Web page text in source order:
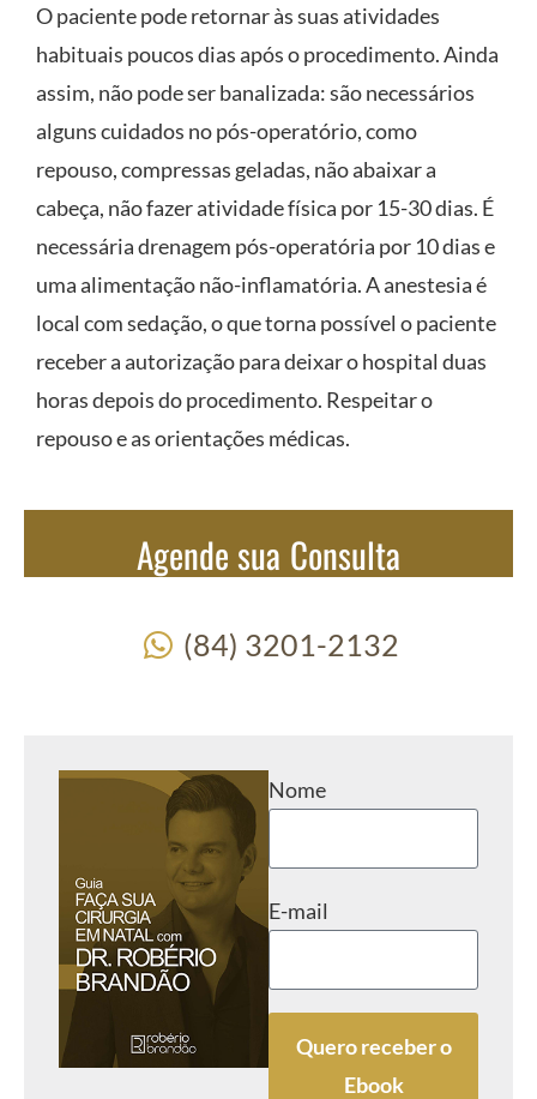
O paciente pode retornar às suas atividades
habituais poucos dias após o procedimento. Ainda
assim, não pode ser banalizada: são necessários
alguns cuidados no pós-operatório, como
repouso, compressas geladas, não abaixar a
cabeça, não fazer atividade física por 15-30 dias. É
necessária drenagem pós-operatória por 10 dias e
uma alimentação não-inflamatória. A anestesia é
local com sedação, o que torna possível o paciente
receber a autorização para deixar o hospital duas
horas depois do procedimento. Respeitar o
repouso e as orientações médicas.
Agende sua Consulta
(84) 3201-2132
Nome
E-mail
Quero receber o
Ebook